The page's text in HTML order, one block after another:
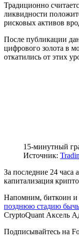
Традиционно
ликвидности
рисковых активов
После публикации
цифрового золота в
откатились от этих
15-минутный
Источник:
За последние 24 часа
капитализация
Напомним, биткоин и
позднюю стадию
CryptoQuant Аксель
Подписывайтесь на